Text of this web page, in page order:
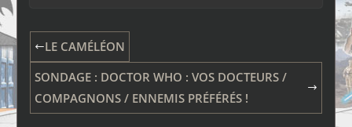
LE CAMÉLÉON
SONDAGE : DOCTOR WHO : VOS DOCTEURS /
COMPAGNONS / ENNEMIS PRÉFÉRÉS !